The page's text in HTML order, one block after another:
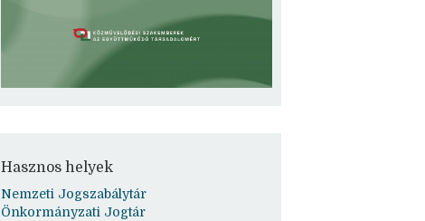
Hasznos helyek
Nemzeti Jogszabálytár
Önkormányzati Jogtár